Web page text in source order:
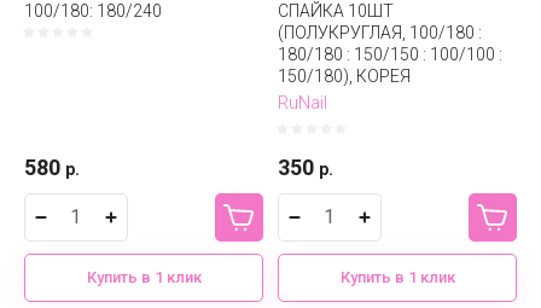
100/180: 180/240
580 р.
Купить в 1 клик
СПАЙКА 10ШТ
(ПОЛУКРУГЛАЯ, 100/180 :
180/180 : 150/150 : 100/100 :
150/180), КОРЕЯ
RuNail
350 р.
Купить в 1 клик